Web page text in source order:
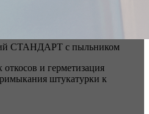
СТАНДАРТ с пыльником
и герметизация
штукатурки к